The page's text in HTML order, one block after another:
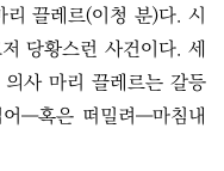
끌레르(이청 분)다. 시
당황스런 사건이다. 세
사 마리 끌레르는 갈등
―혹은 떠밀려―마침내